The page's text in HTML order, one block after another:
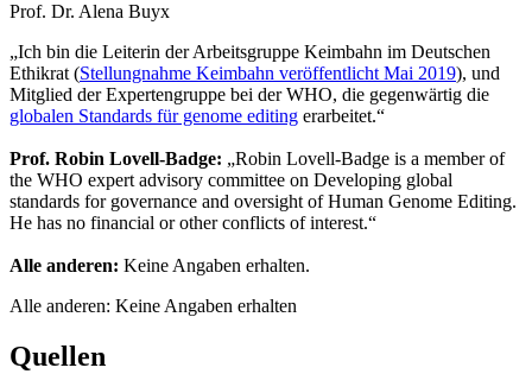
Prof. Dr. Alena Buyx
„Ich bin die Leiterin der Arbeitsgruppe Keimbahn im Deutschen
Ethikrat (Stellungnahme Keimbahn veröffentlicht Mai 2019), und
Mitglied der Expertengruppe bei der WHO, die gegenwärtig die
globalen Standards für genome editing erarbeitet.“
Prof. Robin Lovell-Badge: „Robin Lovell-Badge is a member of
the WHO expert advisory committee on Developing global
standards for governance and oversight of Human Genome Editing.
He has no financial or other conflicts of interest.“
Alle anderen: Keine Angaben erhalten.
Alle anderen: Keine Angaben erhalten
Quellen